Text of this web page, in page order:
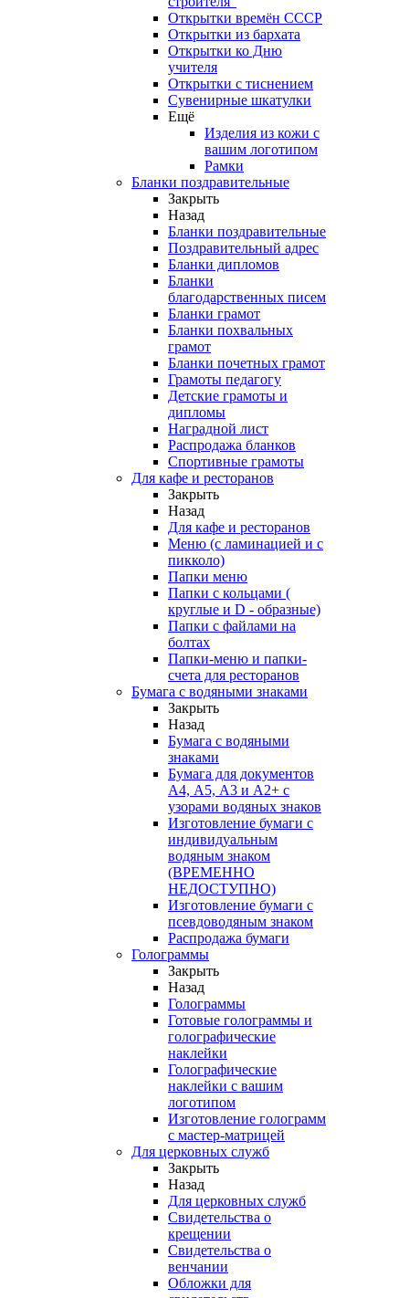
Открытки времён СССР
Открытки из бархата
Открытки ко Дню
учителя
Открытки с тиснением
Сувенирные шкатулки
Ещё
Изделия из кожи с
вашим логотипом
Рамки
Бланки поздравительные
Закрыть
Назад
Бланки поздравительные
Поздравительный адрес
Бланки дипломов
Бланки
благодарственных писем
Бланки грамот
Бланки похвальных
грамот
Бланки почетных грамот
Грамоты педагогу
Детские грамоты и
дипломы
Наградной лист
Распродажа бланков
Спортивные грамоты
Для кафе и ресторанов
Закрыть
Назад
Для кафе и ресторанов
Меню (с ламинацией и с
пикколо)
Папки меню
Папки с кольцами (
круглые и D - образные)
Папки с файлами на
болтах
Папки-меню и папки-
счета для ресторанов
Бумага с водяными знаками
Закрыть
Назад
Бумага с водяными
знаками
Бумага для документов
А4, А5, А3 и А2+ с
узорами водяных знаков
Изготовление бумаги с
индивидуальным
водяным знаком
(ВРЕМЕННО
НЕДОСТУПНО)
Изготовление бумаги с
псевдоводяным знаком
Распродажа бумаги
Голограммы
Закрыть
Назад
Голограммы
Готовые голограммы и
голографические
наклейки
Голографические
наклейки с вашим
логотипом
Изготовление голограмм
с мастер-матрицей
Для церковных служб
Закрыть
Назад
Для церковных служб
Свидетельства о
крещении
Свидетельства о
венчании
Обложки для